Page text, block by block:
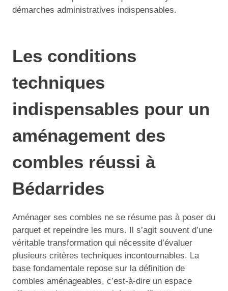
démarches administratives indispensables.
Les conditions
techniques
indispensables pour un
aménagement des
combles réussi à
Bédarrides
Aménager ses combles ne se résume pas à poser du
parquet et repeindre les murs. Il s’agit souvent d’une
véritable transformation qui nécessite d’évaluer
plusieurs critères techniques incontournables. La
base fondamentale repose sur la définition de
combles aménageables, c’est-à-dire un espace